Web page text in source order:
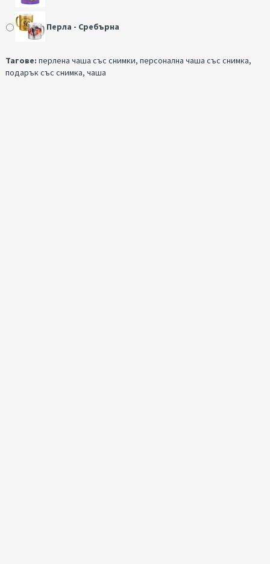
Перла - Сребърна
Тагове: перлена чаша със снимки, персонална чаша със снимка,
подарък със снимка, чаша